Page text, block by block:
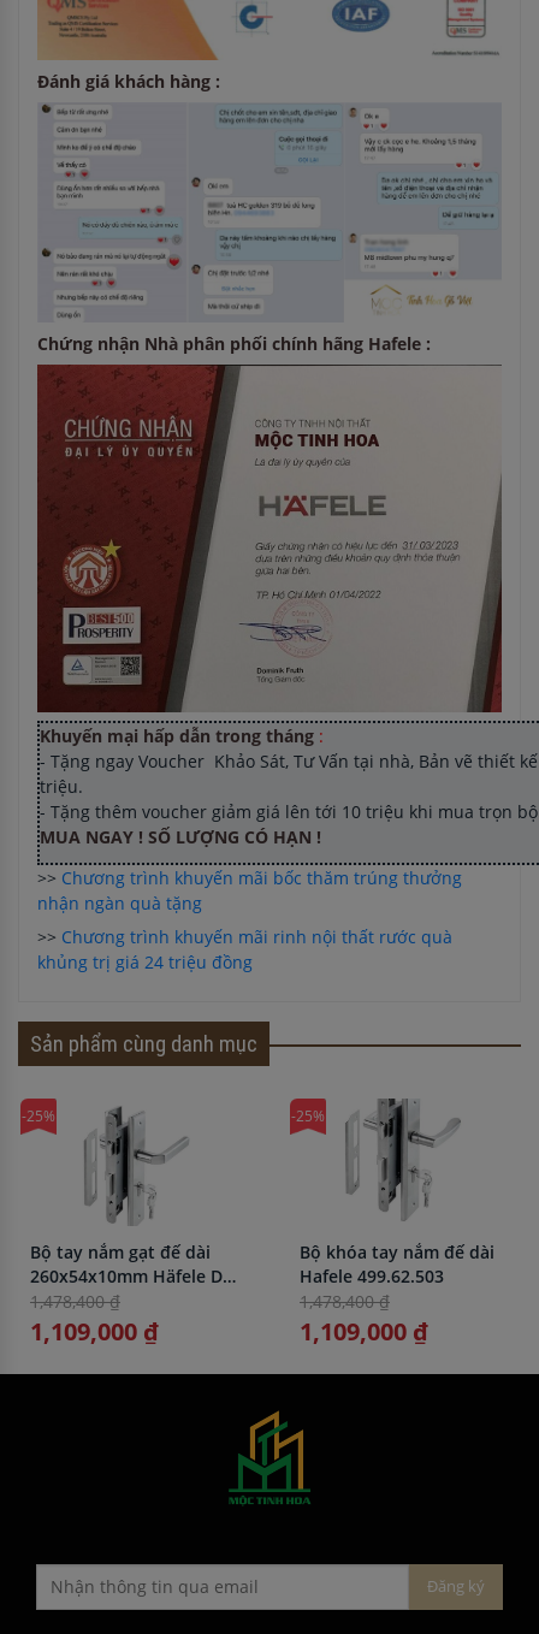
Đánh giá khách hàng :
Chứng nhận Nhà phân phối chính hãng Hafele :
Khuyến mại hấp dẫn trong tháng :
- Tặng ngay Voucher Khảo Sát, Tư Vấn tại nhà, Bản vẽ thiết
triệu.
- Tặng thêm voucher giảm giá lên tới 10 triệu khi mua trọn
MUA NGAY ! SỐ LƯỢNG CÓ HẠN !
>> Chương trình khuyến mãi bốc thăm trúng thưởng
nhận ngàn quà tặng
>> Chương trình khuyến mãi rinh nội thất rước quà
khủng trị giá 24 triệu đồng
Sản phẩm cùng danh mục
-25%
Bộ tay nắm gạt đế dài
260x54x10mm Häfele DIY
499.62.501
1,478,400 ₫
1,109,000 ₫
-25%
Bộ khóa tay nắm đế dài
Hafele 499.62.503
1,478,400 ₫
1,109,000 ₫